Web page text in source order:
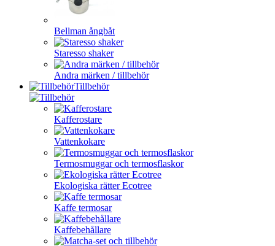
Bellman ångbåt
Staresso shaker
Andra märken / tillbehör
Tillbehör
Kafferostare
Vattenkokare
Termosmuggar och termosflaskor
Ekologiska rätter Ecotree
Kaffe termosar
Kaffebehållare